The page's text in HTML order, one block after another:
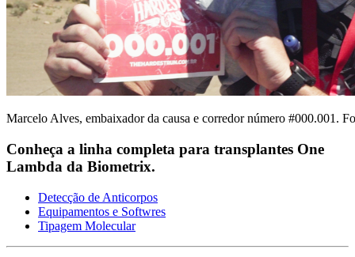
Marcelo Alves, embaixador da causa e corredor número #000.001.
Conheça a linha completa para transplantes One
Lambda da Biometrix.
Detecção de Anticorpos
Equipamentos e Softwres
Tipagem Molecular